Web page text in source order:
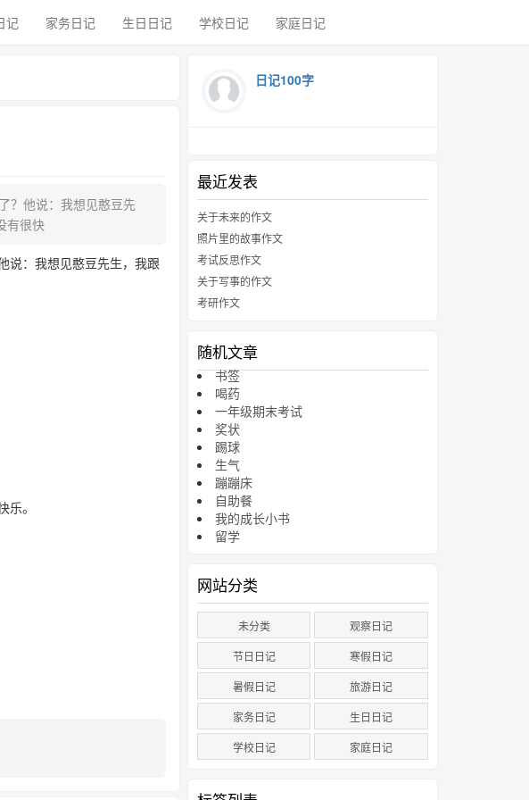
记 家务日记 生日日记 学校日记 家庭日记
？他说：我想见憨豆先
有很快
说：我想见憨豆先生，我跟
。
日记100字
最近发表
关于未来的作文
照片里的故事作文
考试反思作文
关于写事的作文
考研作文
随机文章
书签
喝药
一年级期末考试
奖状
踢球
生气
蹦蹦床
自助餐
我的成长小书
留学
网站分类
未分类
观察日记
节日日记
寒假日记
暑假日记
旅游日记
家务日记
生日日记
学校日记
家庭日记